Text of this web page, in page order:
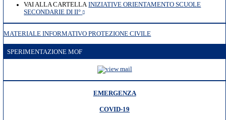
VAI ALLA CARTELLAINIZIATIVE ORIENTAMENTO SCUOLE
SECONDARIE DI II°
MATERIALE INFORMATIVO PROTEZIONE CIVILE
SPERIMENTAZIONE MOF
EMERGENZA
COVID-19